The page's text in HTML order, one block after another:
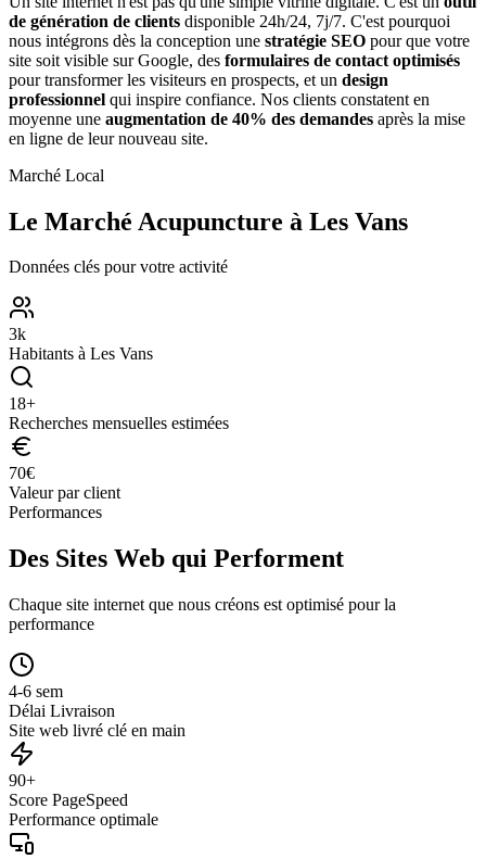
de génération de clients disponible 24h/24, 7j/7. C'est pourquoi
nous intégrons dès la conception une stratégie SEO pour que votre
site soit visible sur Google, des formulaires de contact optimisés
pour transformer les visiteurs en prospects, et un design
professionnel qui inspire confiance. Nos clients constatent en
moyenne une augmentation de 40% des demandes après la mise
en ligne de leur nouveau site.
Marché Local
Le Marché Acupuncture à Les Vans
Données clés pour votre activité
3k
Habitants à Les Vans
18+
Recherches mensuelles estimées
70€
Valeur par client
Performances
Des Sites Web qui Performent
Chaque site internet que nous créons est optimisé pour la
performance
4-6 sem
Délai Livraison
Site web livré clé en main
90+
Score PageSpeed
Performance optimale